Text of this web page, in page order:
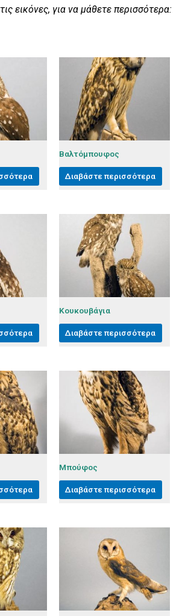
εικόνες, για να μάθετε περισσότερα:
Βαλτόμπουφος
Διαβάστε περισσότερα
Κουκουβάγια
Διαβάστε περισσότερα
Μπούφος
Διαβάστε περισσότερα